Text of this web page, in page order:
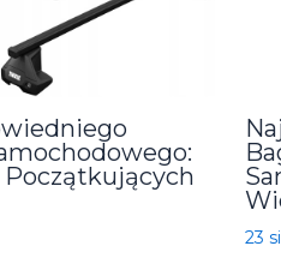
Początkujących
23